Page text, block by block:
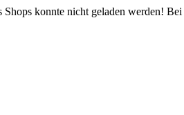
konnte nicht geladen werden!